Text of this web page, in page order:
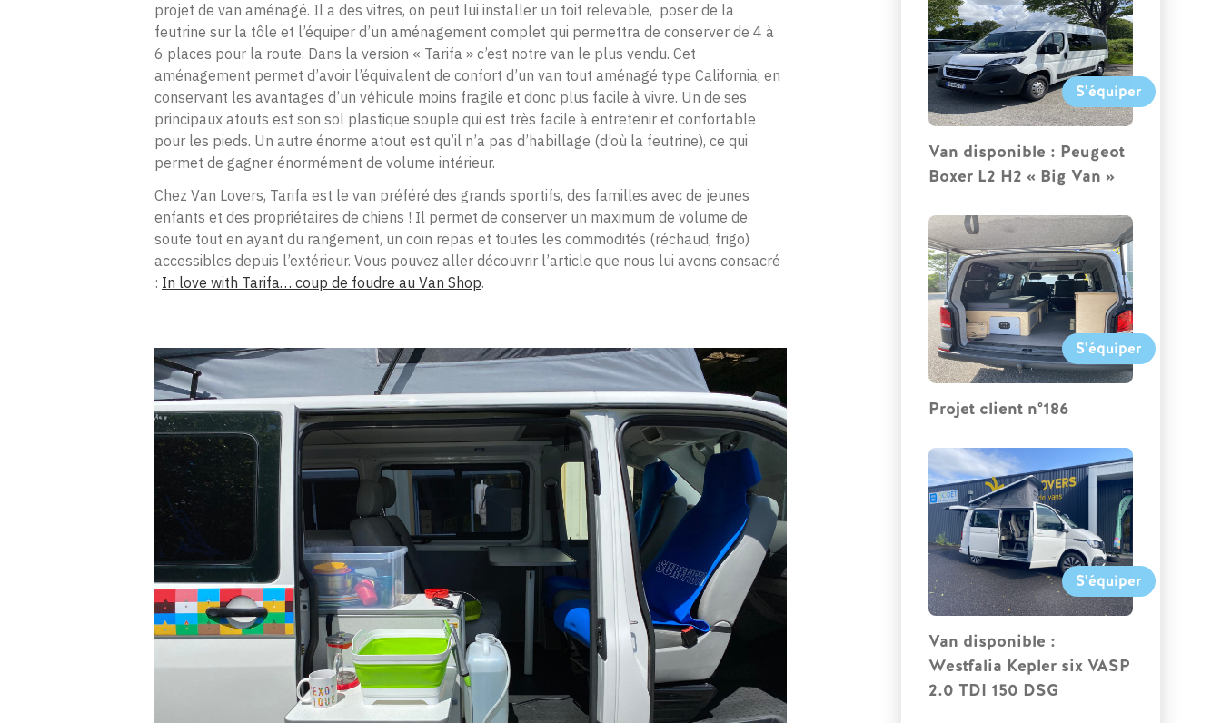
projet de van aménagé. Il a des vitres, on peut lui installer un toit relevable, poser de la
feutrine sur la tôle et l’équiper d’un aménagement complet qui permettra de conserver de 4 à
6 places pour la route. Dans la version « Tarifa » c’est notre van le plus vendu. Cet
aménagement permet d’avoir l’équivalent de confort d’un van tout aménagé type California, en
conservant les avantages d’un véhicule moins fragile et donc plus facile à vivre. Un de ses
principaux atouts est son sol plastique souple qui est très facile à entretenir et confortable
pour les pieds. Un autre énorme atout est qu’il n’a pas d’habillage (d’où la feutrine), ce qui
permet de gagner énormément de volume intérieur.
Chez Van Lovers, Tarifa est le van préféré des grands sportifs, des familles avec de jeunes
enfants et des propriétaires de chiens ! Il permet de conserver un maximum de volume de
soute tout en ayant du rangement, un coin repas et toutes les commodités (réchaud, frigo)
accessibles depuis l’extérieur. Vous pouvez aller découvrir l’article que nous lui avons consacré
: In love with Tarifa… coup de foudre au Van Shop.
Van disponible : Peugeot
Boxer L2 H2 « Big Van »
S'équiper
Projet client n°186
S'équiper
Van disponible :
Westfalia Kepler six VASP
2.0 TDI 150 DSG
S'équiper